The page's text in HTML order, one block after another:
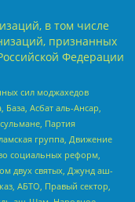
в том числе
признанных
Федерации
сил моджахедов
База, Асбат аль-Ансар,
Партия
группа, Движение
социальных реформ,
двух святых, Джунд аш-
АБТО, Правый сектор,